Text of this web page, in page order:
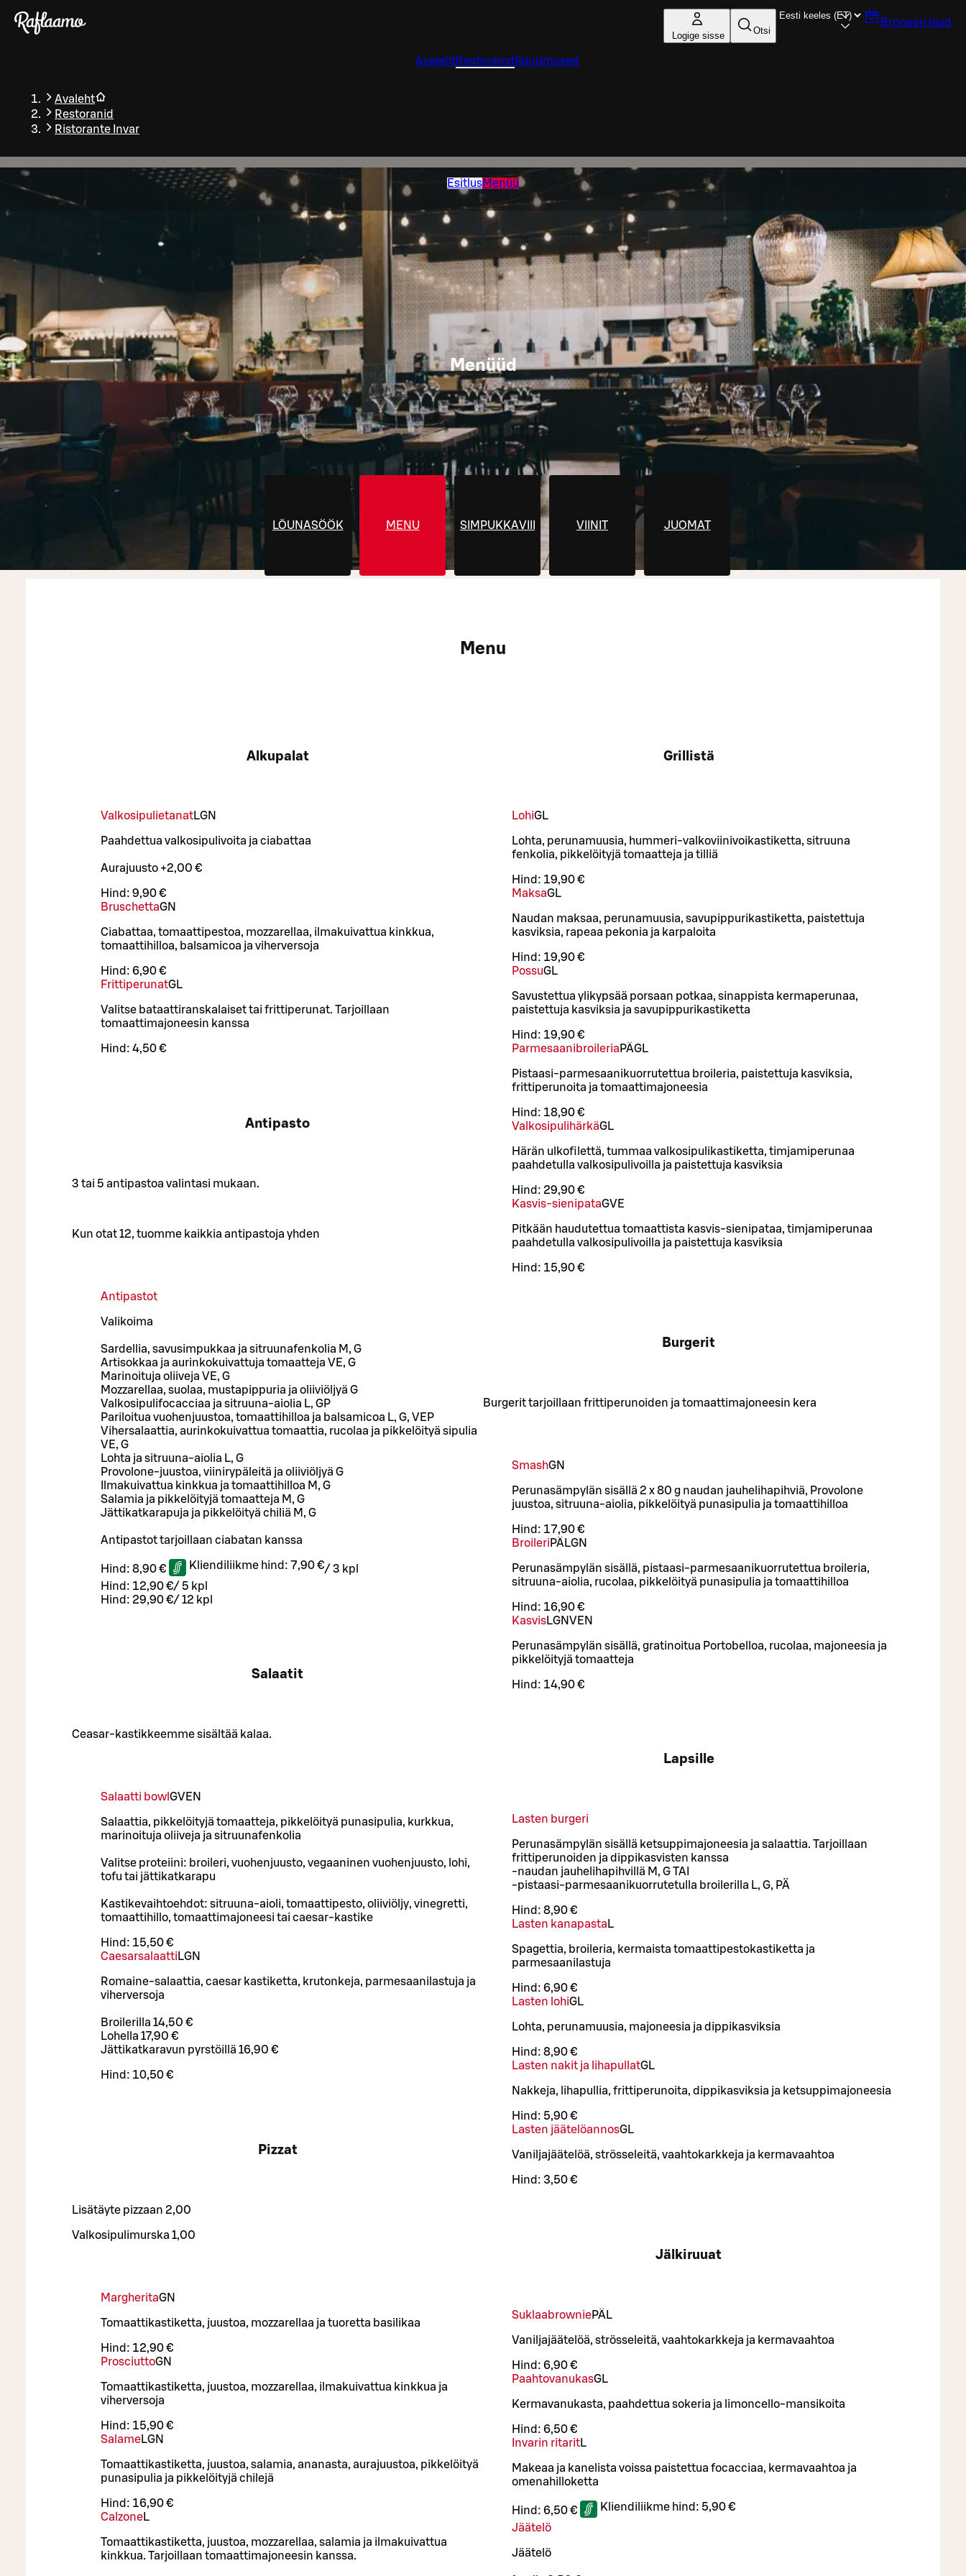
Liigu peamise sisu juurde
Logige sisse Otsi
Broneeri laud
AvalehtRestoranidSündmused
Avaleht
Restoranid
Ristorante Invar
EsitlusMenüü
Menüüd
LÕUNASÖÖK MENU SIMPUKKAVIIKOT VIINIT JUOMAT
Menu
Alkupalat
ValkosipulietanatLGN
Paahdettua valkosipulivoita ja ciabattaa
Aurajuusto +2,00 €
Hind: 9,90 €
BruschettaGN
Ciabattaa, tomaattipestoa, mozzarellaa, ilmakuivattua kinkkua,
tomaattihilloa, balsamicoa ja viherversoja
Hind: 6,90 €
FrittiperunatGL
Valitse bataattiranskalaiset tai frittiperunat. Tarjoillaan
tomaattimajoneesin kanssa
Hind: 4,50 €
Antipasto
3 tai 5 antipastoa valintasi mukaan.
Kun otat 12, tuomme kaikkia antipastoja yhden
Antipastot
Valikoima
Sardellia, savusimpukkaa ja sitruunafenkolia M, G
Artisokkaa ja aurinkokuivattuja tomaatteja VE, G
Marinoituja oliiveja VE, G
Mozzarellaa, suolaa, mustapippuria ja oliiviöljyä G
Valkosipulifocacciaa ja sitruuna-aiolia L, GP
Pariloitua vuohenjuustoa, tomaattihilloa ja balsamicoa L, G, VEP
Vihersalaattia, aurinkokuivattua tomaattia, rucolaa ja pikkelöityä sipulia
VE, G
Lohta ja sitruuna-aiolia L, G
Provolone-juustoa, viinirypäleitä ja oliiviöljyä G
Ilmakuivattua kinkkua ja tomaattihilloa M, G
Salamia ja pikkelöityjä tomaatteja M, G
Jättikatkarapuja ja pikkelöityä chiliä M, G
Antipastot tarjoillaan ciabatan kanssa
Hind: 8,90 € Kliendiliikme hind: 7,90 €/ 3 kpl
Hind: 12,90 €/ 5 kpl
Hind: 29,90 €/ 12 kpl
Salaatit
Ceasar-kastikkeemme sisältää kalaa.
Salaatti bowl GVEN
Salaattia, pikkelöityjä tomaatteja, pikkelöityä punasipulia, kurkkua,
marinoituja oliiveja ja sitruunafenkolia
Valitse proteiini: broileri, vuohenjuusto, vegaaninen vuohenjuusto, lohi,
tofu tai jättikatkarapu
Kastikevaihtoehdot: sitruuna-aioli, tomaattipesto, oliiviöljy, vinegretti,
tomaattihillo, tomaattimajoneesi tai caesar-kastike
Hind: 15,50 €
Caesarsalaatti LGN
Romaine-salaattia, caesar kastiketta, krutonkeja, parmesaanilastuja ja
viherversoja
Broilerilla 14,50 €
Lohella 17,90 €
Jättikatkaravun pyrstöillä 16,90 €
Hind: 10,50 €
Pizzat
Lisätäyte pizzaan 2,00
Valkosipulimurska 1,00
MargheritaGN
Tomaattikastiketta, juustoa, mozzarellaa ja tuoretta basilikaa
Hind: 12,90 €
ProsciuttoGN
Tomaattikastiketta, juustoa, mozzarellaa, ilmakuivattua kinkkua ja
viherversoja
Hind: 15,90 €
SalameLGN
Tomaattikastiketta, juustoa, salamia, ananasta, aurajuustoa, pikkelöityä
punasipulia ja pikkelöityjä chilejä
Hind: 16,90 €
CalzoneL
Tomaattikastiketta, juustoa, mozzarellaa, salamia ja ilmakuivattua
kinkkua. Tarjoillaan tomaattimajoneesin kanssa.
Grillistä
LohiGL
Lohta, perunamuusia, hummeri-valkoviinivoikastiketta, sitruuna
fenkolia, pikkelöityjä tomaatteja ja tilliä
Hind: 19,90 €
MaksaGL
Naudan maksaa, perunamuusia, savupippurikastiketta, paistettuja
kasviksia, rapeaa pekonia ja karpaloita
Hind: 19,90 €
PossuGL
Savustettua ylikypsää porsaan potkaa, sinappista kermaperunaa,
paistettuja kasviksia ja savupippurikastiketta
Hind: 19,90 €
Parmesaanibroileria PÄGL
Pistaasi-parmesaanikuorrutettua broileria, paistettuja kasviksia,
frittiperunoita ja tomaattimajoneesia
Hind: 18,90 €
ValkosipulihärkäGL
Härän ulkofilettä, tummaa valkosipulikastiketta, timjamiperunaa
paahdetulla valkosipulivoilla ja paistettuja kasviksia
Hind: 29,90 €
Kasvis-sienipataGVE
Pitkään haudutettua tomaattista kasvis-sienipataa, timjamiperunaa
paahdetulla valkosipulivoilla ja paistettuja kasviksia
Hind: 15,90 €
Burgerit
Burgerit tarjoillaan frittiperunoiden ja tomaattimajoneesin kera
SmashGN
Perunasämpylän sisällä 2 x 80 g naudan jauhelihapihviä, Provolone
juustoa, sitruuna-aiolia, pikkelöityä punasipulia ja tomaattihilloa
Hind: 17,90 €
Broileri PÄ LGN
Perunasämpylän sisällä, pistaasi-parmesaanikuorrutettua broileria,
sitruuna-aiolia, rucolaa, pikkelöityä punasipulia ja tomaattihilloa
Hind: 16,90 €
KasvisLGNVEN
Perunasämpylän sisällä, gratinoitua Portobelloa, rucolaa, majoneesia ja
pikkelöityjä tomaatteja
Hind: 14,90 €
Lapsille
Lasten burgeri
Perunasämpylän sisällä ketsuppimajoneesia ja salaattia. Tarjoillaan
frittiperunoiden ja dippikasvisten kanssa
-naudan jauhelihapihvillä M, G TAI
-pistaasi-parmesaanikuorrutetulla broilerilla L, G, PÄ
Hind: 8,90 €
Lasten kanapasta L
Spagettia, broileria, kermaista tomaattipestokastiketta ja
parmesaanilastuja
Hind: 6,90 €
Lasten lohiGL
Lohta, perunamuusia, majoneesia ja dippikasviksia
Hind: 8,90 €
Lasten nakit ja lihapullatGL
Nakkeja, lihapullia, frittiperunoita, dippikasviksia ja ketsuppimajoneesia
Hind: 5,90 €
Lasten jäätelöannosGL
Vaniljajäätelöä, strösseleitä, vaahtokarkkeja ja kermavaahtoa
Hind: 3,50 €
Jälkiruuat
SuklaabrowniePÄ L
Vaniljajäätelöä, strösseleitä, vaahtokarkkeja ja kermavaahtoa
Hind: 6,90 €
PaahtovanukasGL
Kermavanukasta, paahdettua sokeria ja limoncello-mansikoita
Hind: 6,50 €
Invarin ritaritL
Makeaa ja kanelista voissa paistettua focacciaa, kermavaahtoa ja
omenahilloketta
Hind: 6,50 € Kliendiliikme hind: 5,90 €
Jäätelö
Jäätelö